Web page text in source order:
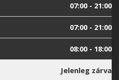
07:00 - 21:00
07:00 - 21:00
08:00 - 18:00
Jelenleg zárva